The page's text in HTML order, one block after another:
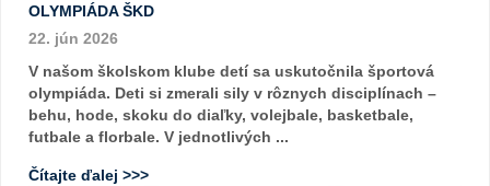
OLYMPIÁDA ŠKD
22. jún 2026
V našom školskom klube detí sa uskutočnila športová
olympiáda. Deti si zmerali sily v rôznych disciplínach –
behu, hode, skoku do diaľky, volejbale, basketbale,
futbale a florbale. V jednotlivých ...
Čítajte ďalej >>>